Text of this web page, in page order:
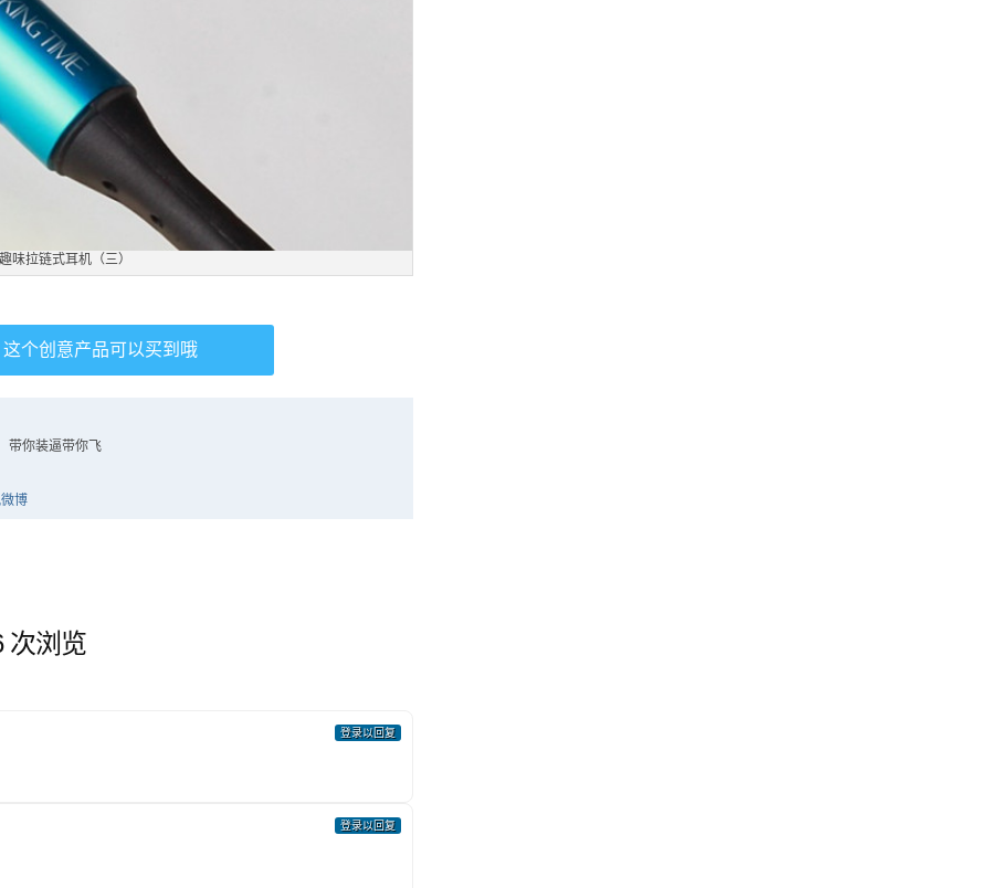
趣味拉链式耳机（三）
个创意产品可以买到哦
带你装逼带你飞
次浏览
登录以回复
登录以回复